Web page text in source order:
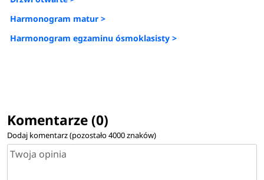
Harmonogram matur >
Harmonogram egzaminu ósmoklasisty >
Komentarze (0)
Dodaj komentarz (pozostało4000znaków)